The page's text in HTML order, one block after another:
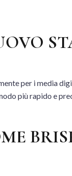
per i media
più rapido e